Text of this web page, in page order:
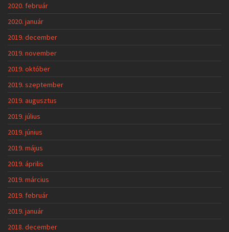
2020. február
2020. január
2019. december
2019. november
2019. október
2019. szeptember
2019. augusztus
2019. július
2019. június
2019. május
2019. április
2019. március
2019. február
2019. január
2018. december